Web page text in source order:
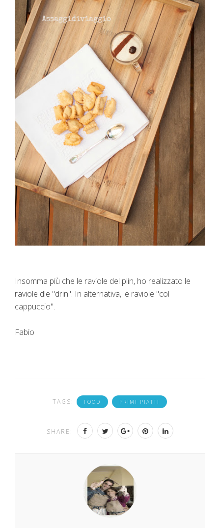
Insomma più che le raviole del plin, ho realizzato le
raviole dle "drin". In alternativa, le raviole "col
cappuccio".
Fabio
TAGS: FOOD PRIMI PIATTI
SHARE: